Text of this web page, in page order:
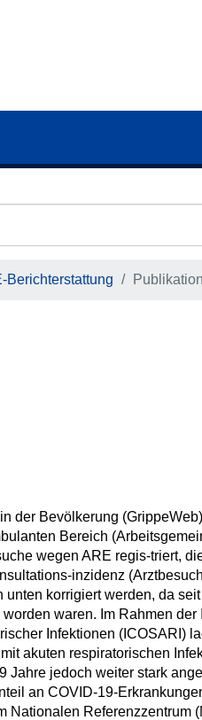
Berichterstattung
der Bevölkerung
Bereich
wegen ARE regis-triert,
inzidenz
korrigiert werden, da
waren. Im Rahmen der
Infektionen (ICOSARI)
akuten respiratorischen
Jahre jedoch weiter stark
an COVID-19-
Nationalen Referenzzentrum